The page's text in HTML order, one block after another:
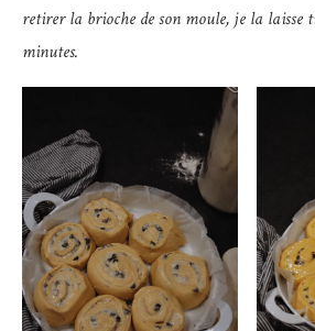
retirer la brioche de son moule, je la laisse
minutes.